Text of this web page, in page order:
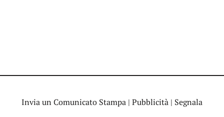
Invia un Comunicato Stampa | Pubblicità | Segnala